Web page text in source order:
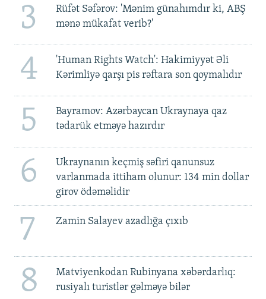
3
Rüfət Səfərov: 'Mənim günahımdır ki, ABŞ
mənə mükafat verib?'
4
'Human Rights Watch': Hakimiyyət Əli
Kərimliyə qarşı pis rəftara son qoymalıdır
5
Bayramov: Azərbaycan Ukraynaya qaz
tədarük etməyə hazırdır
6
Ukraynanın keçmiş səfiri qanunsuz
varlanmada ittiham olunur: 134 min dollar
girov ödəməlidir
7 Zamin Salayev azadlığa çıxıb
8
Matviyenkodan Rubinyana xəbərdarlıq:
rusiyalı turistlər gəlməyə bilər